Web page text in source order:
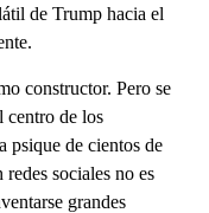
de Trump hacia el
constructor. Pero se
centro de los
psique de cientos de
sociales no es
grandes